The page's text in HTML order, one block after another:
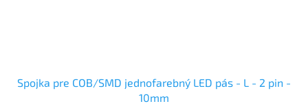
Spojka pre COB/SMD jednofarebný LED pás - L - 2 pin -
10mm